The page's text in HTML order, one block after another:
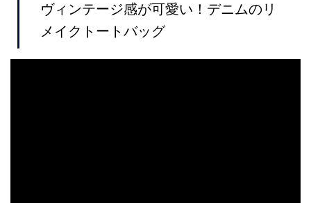
ヴィンテージ感が可愛い！デニムのリ
メイクトートバッグ